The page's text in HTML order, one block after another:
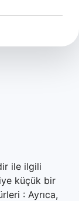
ile ilgili
küçük bir
: Ayrıca,